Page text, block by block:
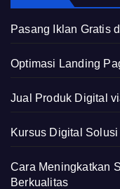
Pasang Iklan Gratis
Optimasi Landing
Jual Produk Digital
Kursus Digital
Cara Meningkatkan
Berkualitas